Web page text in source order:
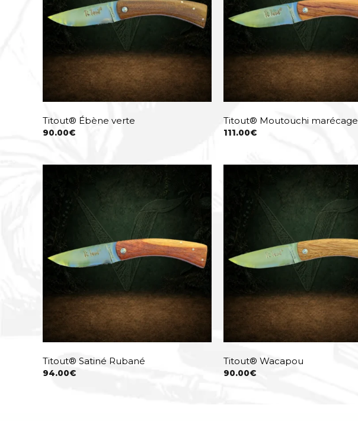
Titout® Ébène verte
90.00€
Titout® Moutouchi marécage
111.00€
Titout® Satiné Rubané
94.00€
Titout® Wacapou
90.00€